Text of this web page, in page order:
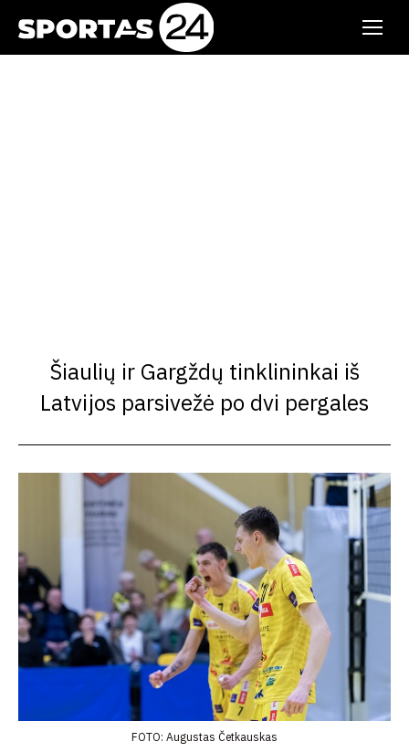
Šiaulių ir Gargždų tinklininkai iš
Latvijos parsivežė po dvi pergales
FOTO: Augustas Četkauskas